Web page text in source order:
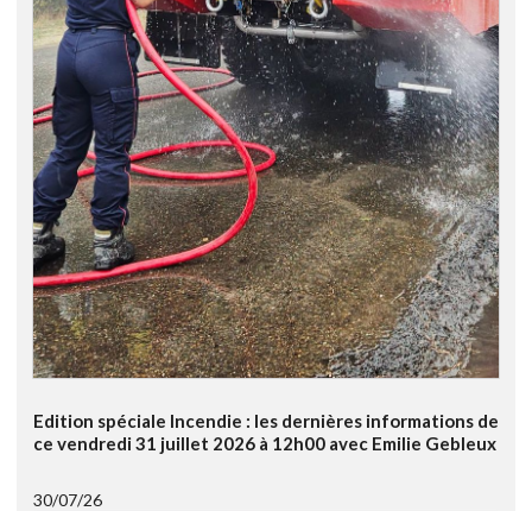
Edition spéciale Incendie : les dernières informations de
ce vendredi 31 juillet 2026 à 12h00 avec Emilie Gebleux
30/07/26